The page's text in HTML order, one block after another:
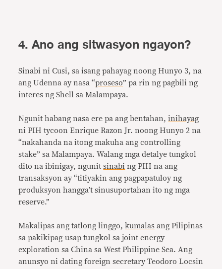
4. Ano ang sitwasyon ngayon?
Sinabi ni Cusi, sa isang pahayag noong Hunyo 3, na
ang Udenna ay nasa “proseso” pa rin ng pagbili ng
interes ng Shell sa Malampaya.
Ngunit habang nasa ere pa ang bentahan,inihayag
ni PIH tycoon Enrique Razon Jr. noong Hunyo 2 na
“nakahanda na itong makuha ang controlling
stake” sa Malampaya. Walang mga detalye tungkol
dito na ibinigay, ngunitsinabi ng PIH na ang
transaksyon ay “titiyakin ang pagpapatuloy ng
produksyon hangga’t sinusuportahan ito ng mga
reserve.”
Makalipas ang tatlong linggo, kumalas ang Pilipinas
sa pakikipag-usap tungkol sa joint energy
exploration sa China sa West Philippine Sea. Ang
anunsyo ni dating foreign secretary Teodoro Locsin